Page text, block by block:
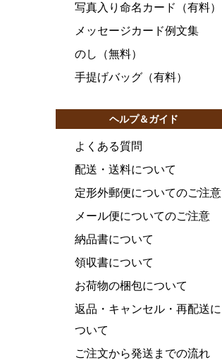
写真入り命名カード（有料）
メッセージカード例文集
のし（無料）
手提げバッグ（有料）
ヘルプ＆ガイド
よくある質問
配送・送料について
定形外郵便についてのご注意
メール便についてのご注意
納品書について
領収書について
お荷物の梱包について
返品・キャンセル・再配送に
ついて
ご注文から発送までの流れ